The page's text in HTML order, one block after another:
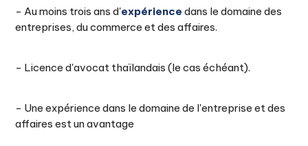
- Au moins trois ans d'expériencedans le domaine des
entreprises, du commerce et des affaires.
- Licence d'avocat thaïlandais (le cas échéant).
- Une expérience dans le domaine de l'entreprise et des
affaires est un avantage